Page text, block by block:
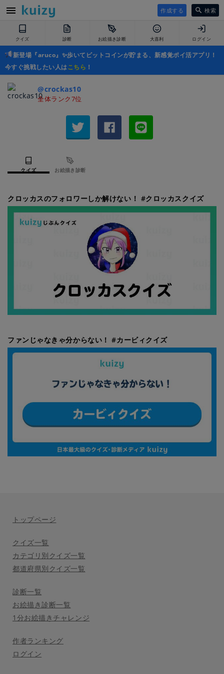
作成する 検索
クイズ 診断 お絵描き診断 大喜利 ログイン
新登場『aruco』✨歩いてビットコインが貯まる、新感覚ポイ活アプリ！
今すぐ挑戦したい人はこちら ！
@crockas10
全体ランク7位
クイズ お絵描き診断
クロッカスのフォロワーしか解けない！ #クロッカスクイズ
ファンじゃなきゃ分からない！ #カービィクイズ
トップページ
クイズ一覧
カテゴリ別クイズ一覧
都道府県別クイズ一覧
診断一覧
お絵描き診断一覧
1分お絵描きチャレンジ
作者ランキング
ログイン